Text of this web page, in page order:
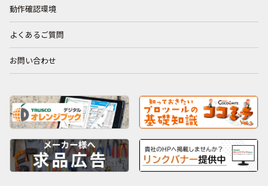
動作確認環境
よくあるご質問
お問い合わせ